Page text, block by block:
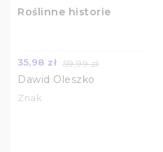
Roślinne historie
35,98 zł 59,99 zł
Dawid Oleszko
Znak